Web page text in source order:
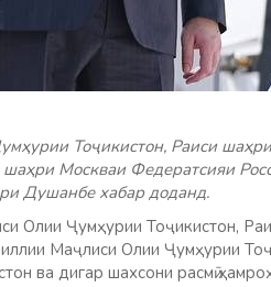
Тоҷикистон, Раиси
Москваи Федератсияи
Душанбе хабар доданд.
Олии Ҷумҳурии Тоҷикистон,
Маҷлиси Олии Ҷумҳурии
ва дигар шахсони расмӣ